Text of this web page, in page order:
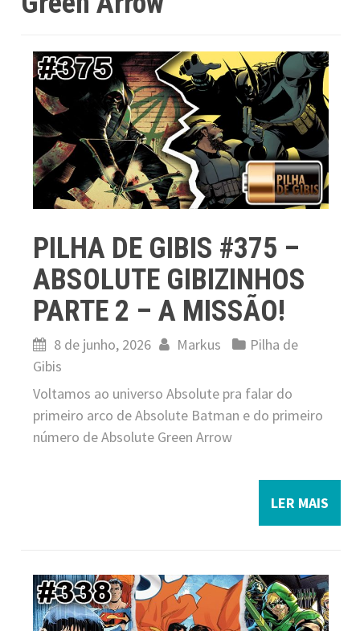
PILHA DE GIBIS #375 –
ABSOLUTE GIBIZINHOS
PARTE 2 – A MISSÃO!
8 de junho, 2026 Markus
Pilha de
Gibis
Voltamos ao universo Absolute pra falar do
primeiro arco de Absolute Batman e do primeiro
número de Absolute Green Arrow
LER MAIS